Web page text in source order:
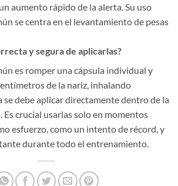
aumento rápido de la alerta. Su uso
se centra en el levantamiento de pesas
y segura de aplicarlas?
es romper una cápsula individual y
de la nariz, inhalando
se debe aplicar directamente dentro de la
Es crucial usarlas solo en momentos
esfuerzo, como un intento de récord, y
durante todo el entrenamiento.